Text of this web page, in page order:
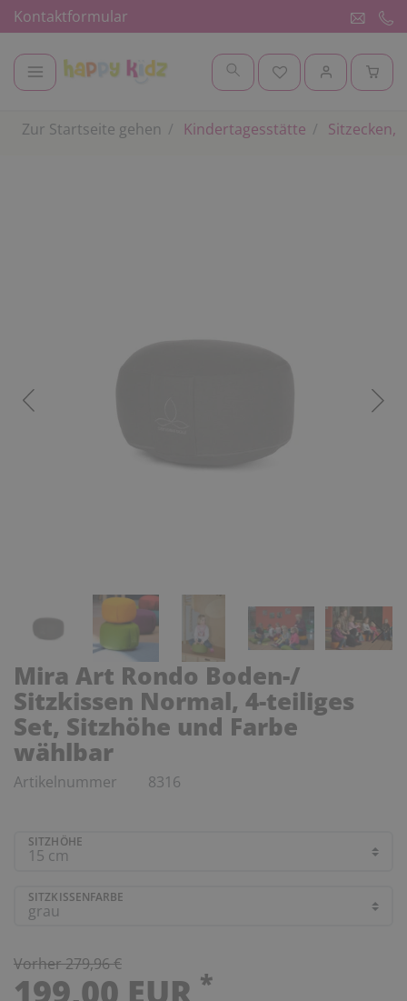
Kontaktformular
Zur Startseite gehen Kindertagesstätte Sitzecken,
Mira Art Rondo Boden-/
Sitzkissen Normal, 4-teiliges
Set, Sitzhöhe und Farbe
wählbar
Artikelnummer 8316
SITZHÖHE
SITZKISSENFARBE
Vorher 279,96 €
*